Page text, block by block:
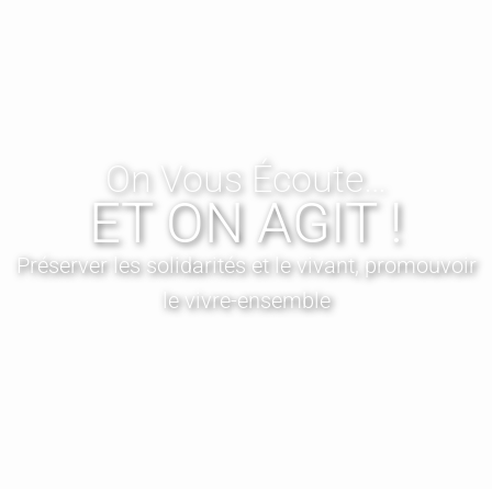
On Vous Écoute…
ET ON AGIT !
Préserver les solidarités et le vivant, promouvoir
le vivre-ensemble